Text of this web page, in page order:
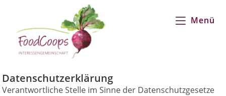
Menü
Datenschutzerklärung
Verantwortliche Stelle im Sinne der Datenschutzgesetze